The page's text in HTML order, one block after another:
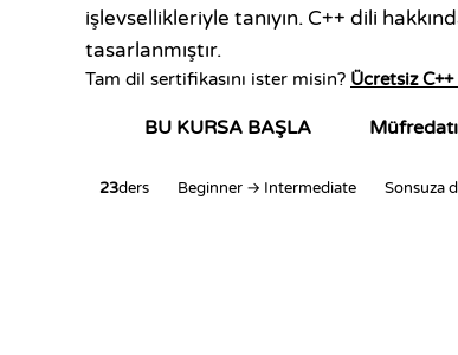
işlevsellikleriyle tanıyın. C++ dili
tasarlanmıştır.
Tam dil sertifikasını ister misin? Ücretsiz C++
BU KURSA BAŞLA
23ders Beginner → Intermediate Sonsuza